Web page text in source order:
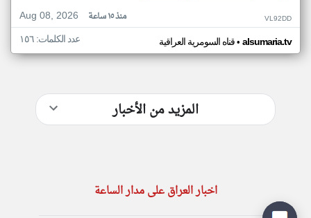
Aug 08, 2026
منذ ١٥ ساعة VL92DD
قناه السومرية العراقية• alsumaria.tv عدد الكلمات: ١٥٦
المزيد من الأخبار
اخبار العراق على مدار الساعة